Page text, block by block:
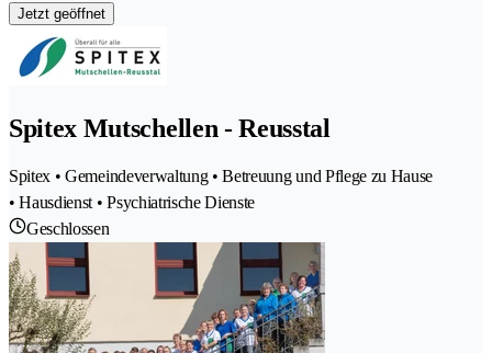
Jetzt geöffnet
Spitex Mutschellen - Reusstal
Spitex • Gemeindeverwaltung • Betreuung und Pflege zu Hause
• Hausdienst • Psychiatrische Dienste
Geschlossen